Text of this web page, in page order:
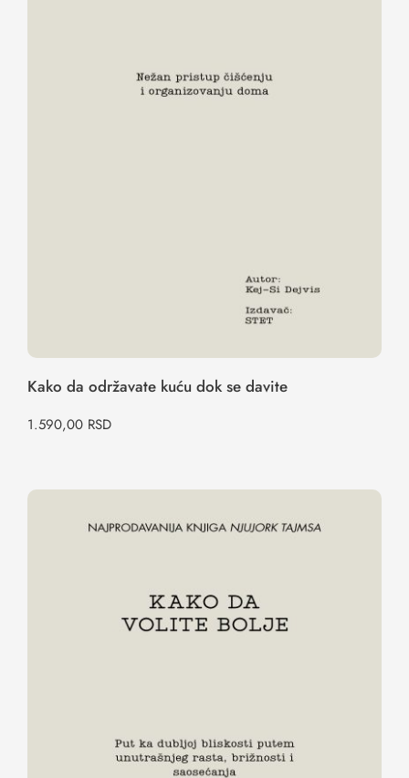
Kako da održavate kuću dok se davite
Kako da održavate kuću dok se davite
1.590,00 RSD
KAKO DA VOLITE BOLJE